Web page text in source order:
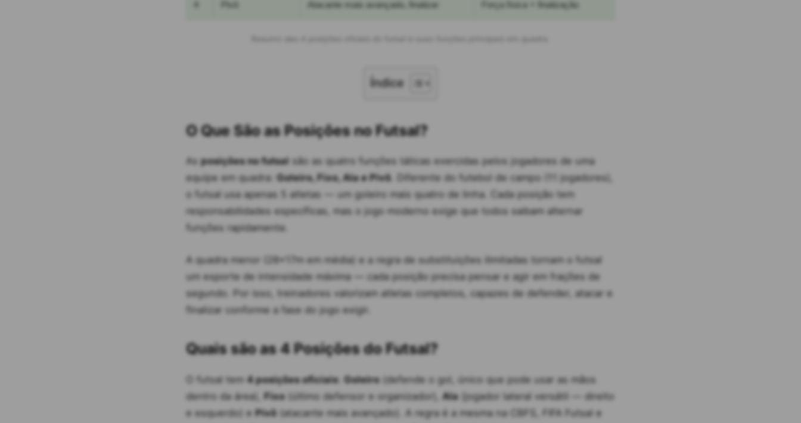
Pivô Atacante mais avançado, finalizar Força física + finalização
Índice
O Que São as Posições no Futsal?
Asposições no futsal são as quatro funções táticas exercidas pelos jogadores de uma
equipe em quadra: Goleiro, Fixo, Ala e Pivô . Diferente do futebol de campo (11 jogadores),
o futsal usa apenas 5 atletas — um goleiro mais quatro de linha. Cada posição tem
responsabilidades específicas, mas o jogo moderno exige que todos saibam alternar
funções rapidamente.
A quadra menor (28×17m em média) e a regra de substituições ilimitadas tornam o futsal
um esporte de intensidade máxima — cada posição precisa pensar e agir em frações de
segundo. Por isso, treinadores valorizam atletas completos, capazes de defender, atacar e
finalizar conforme a fase do jogo exigir.
Quais são as 4 Posições do Futsal?
O futsal tem 4 posições oficiais: Goleiro(defende o gol, único que pode usar as mãos
dentro da área), Fixo(último defensor e organizador), Ala(jogador lateral versátil — direito
e esquerdo) e Pivô (atacante mais avançado). A regra é a mesma na CBFS, FIFA Futsal e